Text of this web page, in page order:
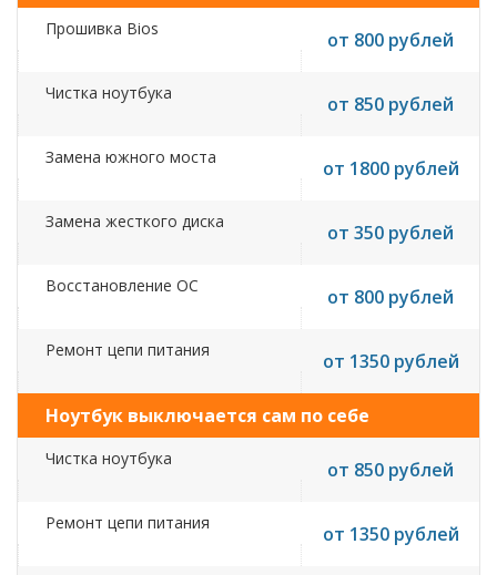
Прошивка Bios от 800 рублей
Чистка ноутбука от 850 рублей
Замена южного моста от 1800 рублей
Замена жесткого диска от 350 рублей
Восстановление ОС от 800 рублей
Ремонт цепи питания от 1350 рублей
Ноутбук выключается сам по себе
Чистка ноутбука от 850 рублей
Ремонт цепи питания от 1350 рублей